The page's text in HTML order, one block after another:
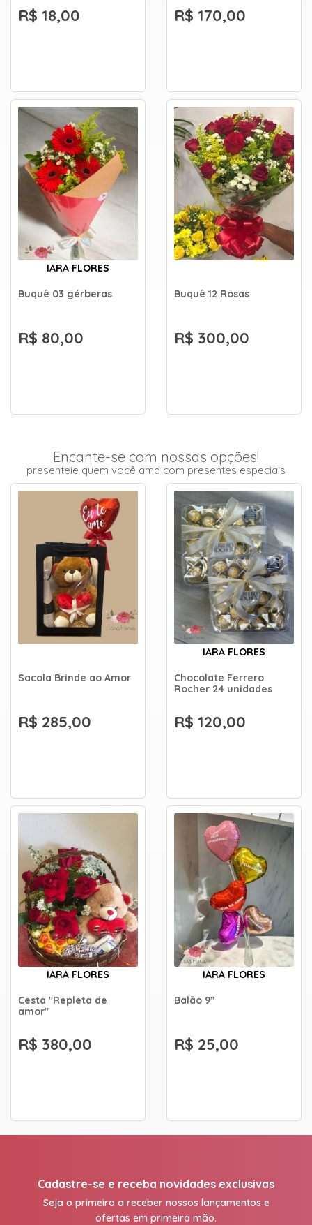
R$ 18,00 R$ 170,00
IARA FLORES
Buquê 03 gérberas
R$ 80,00
Buquê 12 Rosas
R$ 300,00
Encante-se com nossas opções!
presenteie quem você ama com presentes especiais
Sacola Brinde ao Amor
R$ 285,00
IARA FLORES
Chocolate Ferrero
Rocher 24 unidades
R$ 120,00
IARA FLORES
Cesta "Repleta de
amor"
R$ 380,00
IARA FLORES
Balão 9”
R$ 25,00
Cadastre-se e receba novidades exclusivas
Seja o primeiro a receber nossos lançamentos e
ofertas em primeira mão.